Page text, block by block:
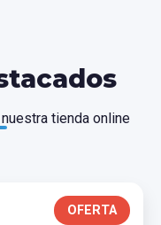
tienda online
OFERTA